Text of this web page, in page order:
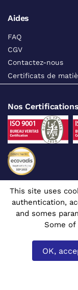
Aides
FAQ
CGV
Contactez-nous
Certificats de
Nos Certifications
Suivez-nous sur
Site dédié
© 1980 -
Prix affichés
This site uses
authentication,
and somes
Some
OK,